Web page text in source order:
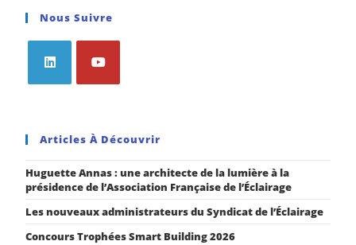
Nous Suivre
Articles À Découvrir
Huguette Annas : une architecte de la lumière à la
présidence de l’Association Française de l’Éclairage
Les nouveaux administrateurs du Syndicat de l’Éclairage
Concours Trophées Smart Building 2026